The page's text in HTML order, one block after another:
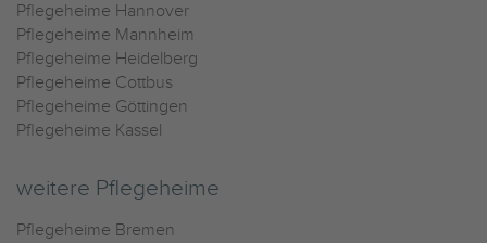
Pflegeheime Hannover
Pflegeheime Mannheim
Pflegeheime Heidelberg
Pflegeheime Cottbus
Pflegeheime Göttingen
Pflegeheime Kassel
weitere Pflegeheime
Pflegeheime Bremen